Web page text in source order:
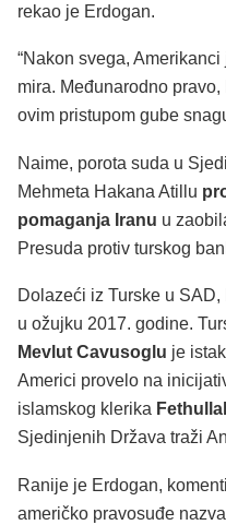
rekao je Erdogan.
“Nakon svega,
mira. Međunarodno
ovim pristupom gube
Naime, porota suda u
Mehmeta Hakana Atillu
pomaganja Iranu u
Presuda protiv turskog
Dolazeći iz Turske u SAD,
u ožujku 2017. godine.
Mevlut Cavusoglu je
Americi provelo na
islamskog klerika
Sjedinjenih Država traži
Ranije je Erdogan,
američko pravosuđe